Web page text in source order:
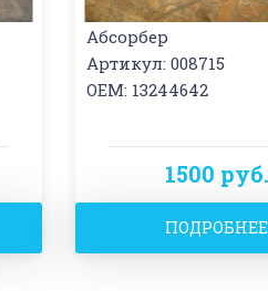
Абсорбер
Артикул: 008715
OEM: 13244642
1500 руб.
ПОДРОБНЕЕ